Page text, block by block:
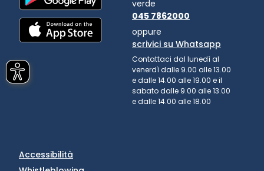
verde
045 7862000
oppure
scrivici su Whatsapp
Contattaci dal lunedì al
venerdì dalle 9.00 alle 13.00
e dalle 14.00 alle 19.00 e il
sabato dalle 9.00 alle 13.00
e dalle 14.00 alle 18.00
Accessibilità